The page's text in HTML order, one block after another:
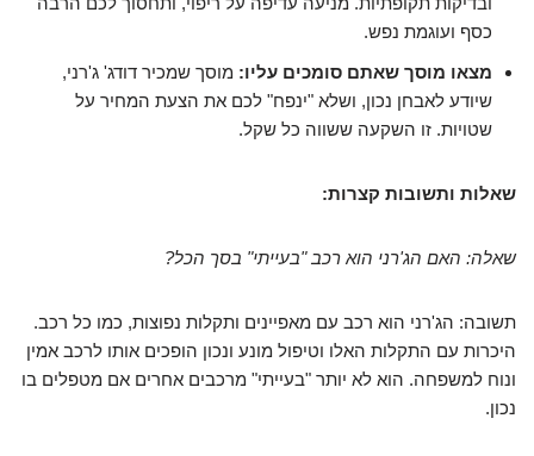
כסף ועוגמת נפש.
מצאו מוסך שאתם סומכים עליו: מוסך שמכיר דודג' ג'רני,
שיודע לאבחן נכון, ושלא "ינפח" לכם את הצעת המחיר על
שטויות. זו השקעה ששווה כל שקל.
שאלות ותשובות קצרות:
שאלה: האם הג'רני הוא רכב "בעייתי" בסך הכל?
תשובה: הג'רני הוא רכב עם מאפיינים ותקלות נפוצות, כמו כל רכב.
היכרות עם התקלות האלו וטיפול מונע ונכון הופכים אותו לרכב אמין
ונוח למשפחה. הוא לא יותר "בעייתי" מרכבים אחרים אם מטפלים בו
נכון.